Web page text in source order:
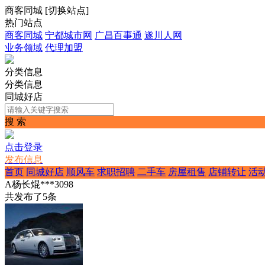
商客同城 [切换站点]
热门站点
商客同城 宁都城市网 广昌百事通 遂川人网
业务领域 代理加盟
分类信息
分类信息
同城好店
搜 索
点击登录
发布信息
首页 同城好店 顺风车 求职招聘 二手车 房屋租售 店铺转让 活
A杨长焜***3098
共发布了5条